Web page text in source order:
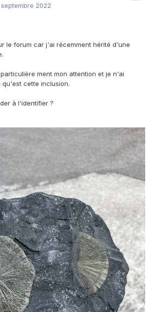
septembre 2022
le forum car j'ai récemment hérité d'une
ment mon attention et je n'ai
cette inclusion.
à l'identifier ?